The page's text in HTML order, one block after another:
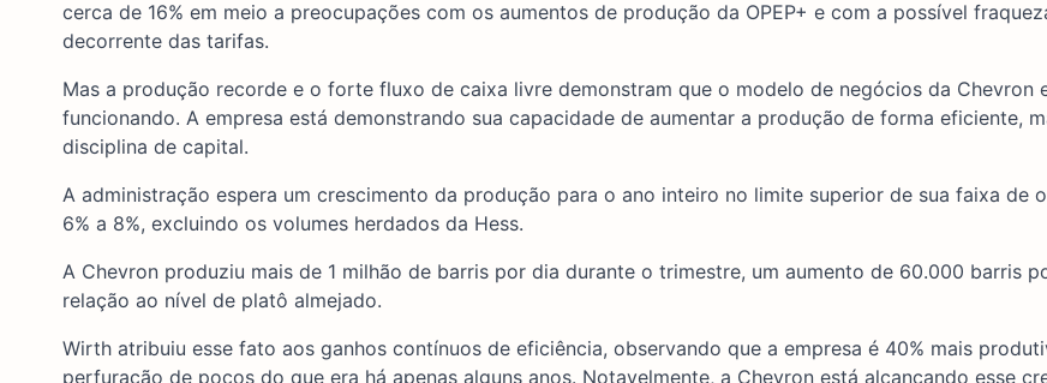
cerca de 16% em meio a preocupações com os aumentos de produção da OPEP+ e com a possível
decorrente das tarifas.
Mas a produção recorde e o forte fluxo de caixa livre demonstram que o modelo de negócios da Chevron
funcionando. A empresa está demonstrando sua capacidade de aumentar a produção de forma eficiente,
disciplina de capital.
A administração espera um crescimento da produção para o ano inteiro no limite superior de sua faixa de
6% a 8%, excluindo os volumes herdados da Hess.
A Chevron produziu mais de 1 milhão de barris por dia durante o trimestre, um aumento de 60.000 barris
relação ao nível de platô almejado.
Wirth atribuiu esse fato aos ganhos contínuos de eficiência, observando que a empresa é 40% mais
perfuração de poços do que era há apenas alguns anos. Notavelmente, a Chevron está alcançando esse